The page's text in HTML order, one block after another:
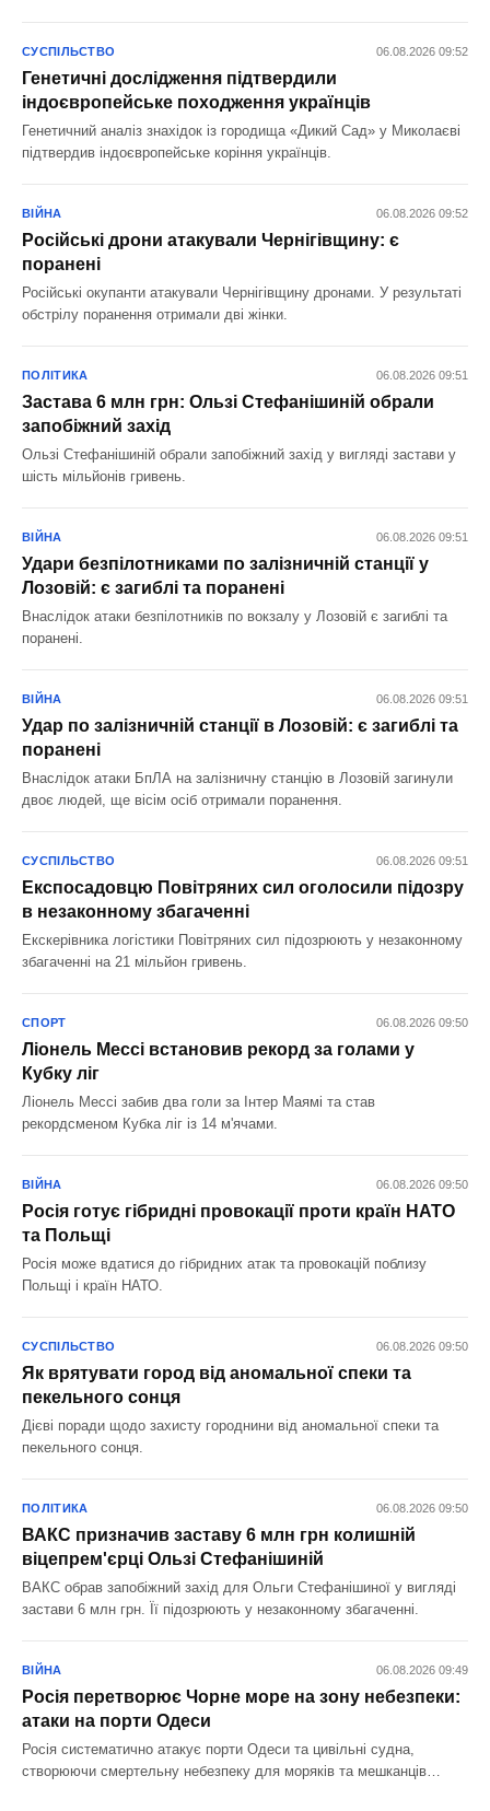
СУСПІЛЬСТВО 06.08.2026 09:52
Генетичні дослідження підтвердили
індоєвропейське походження українців
Генетичний аналіз знахідок із городища «Дикий Сад» у Миколаєві
підтвердив індоєвропейське коріння українців.
ВІЙНА 06.08.2026 09:52
Російські дрони атакували Чернігівщину: є
поранені
Російські окупанти атакували Чернігівщину дронами. У результаті
обстрілу поранення отримали дві жінки.
ПОЛІТИКА 06.08.2026 09:51
Застава 6 млн грн: Ользі Стефанішиній обрали
запобіжний захід
Ользі Стефанішиній обрали запобіжний захід у вигляді застави у
шість мільйонів гривень.
ВІЙНА 06.08.2026 09:51
Удари безпілотниками по залізничній станції у
Лозовій: є загиблі та поранені
Внаслідок атаки безпілотників по вокзалу у Лозовій є загиблі та
поранені.
ВІЙНА 06.08.2026 09:51
Удар по залізничній станції в Лозовій: є загиблі та
поранені
Внаслідок атаки БпЛА на залізничну станцію в Лозовій загинули
двоє людей, ще вісім осіб отримали поранення.
СУСПІЛЬСТВО 06.08.2026 09:51
Експосадовцю Повітряних сил оголосили підозру
в незаконному збагаченні
Екскерівника логістики Повітряних сил підозрюють у незаконному
збагаченні на 21 мільйон гривень.
СПОРТ 06.08.2026 09:50
Ліонель Мессі встановив рекорд за голами у
Кубку ліг
Ліонель Мессі забив два голи за Інтер Маямі та став
рекордсменом Кубка ліг із 14 м'ячами.
ВІЙНА 06.08.2026 09:50
Росія готує гібридні провокації проти країн НАТО
та Польщі
Росія може вдатися до гібридних атак та провокацій поблизу
Польщі і країн НАТО.
СУСПІЛЬСТВО 06.08.2026 09:50
Як врятувати город від аномальної спеки та
пекельного сонця
Дієві поради щодо захисту городнини від аномальної спеки та
пекельного сонця.
ПОЛІТИКА 06.08.2026 09:50
ВАКС призначив заставу 6 млн грн колишній
віцепрем'єрці Ользі Стефанішиній
ВАКС обрав запобіжний захід для Ольги Стефанішиної у вигляді
застави 6 млн грн. Її підозрюють у незаконному збагаченні.
ВІЙНА 06.08.2026 09:49
Росія перетворює Чорне море на зону небезпеки:
атаки на порти Одеси
Росія систематично атакує порти Одеси та цивільні судна,
створюючи смертельну небезпеку для моряків та мешканців